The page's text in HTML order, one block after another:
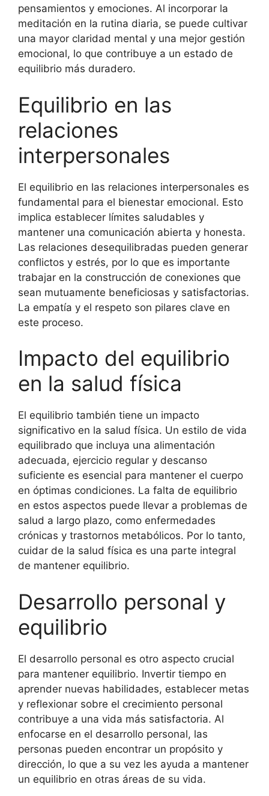
pensamientos y emociones. Al incorporar la
meditación en la rutina diaria, se puede cultivar
una mayor claridad mental y una mejor gestión
emocional, lo que contribuye a un estado de
equilibrio más duradero.
Equilibrio en las
relaciones
interpersonales
El equilibrio en las relaciones interpersonales es
fundamental para el bienestar emocional. Esto
implica establecer límites saludables y
mantener una comunicación abierta y honesta.
Las relaciones desequilibradas pueden generar
conflictos y estrés, por lo que es importante
trabajar en la construcción de conexiones que
sean mutuamente beneficiosas y satisfactorias.
La empatía y el respeto son pilares clave en
este proceso.
Impacto del equilibrio
en la salud física
El equilibrio también tiene un impacto
significativo en la salud física. Un estilo de vida
equilibrado que incluya una alimentación
adecuada, ejercicio regular y descanso
suficiente es esencial para mantener el cuerpo
en óptimas condiciones. La falta de equilibrio
en estos aspectos puede llevar a problemas de
salud a largo plazo, como enfermedades
crónicas y trastornos metabólicos. Por lo tanto,
cuidar de la salud física es una parte integral
de mantener equilibrio.
Desarrollo personal y
equilibrio
El desarrollo personal es otro aspecto crucial
para mantener equilibrio. Invertir tiempo en
aprender nuevas habilidades, establecer metas
y reflexionar sobre el crecimiento personal
contribuye a una vida más satisfactoria. Al
enfocarse en el desarrollo personal, las
personas pueden encontrar un propósito y
dirección, lo que a su vez les ayuda a mantener
un equilibrio en otras áreas de su vida.